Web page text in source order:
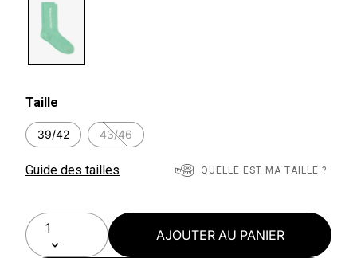
Taille
39/42 43/46
Guide des tailles QUELLE EST MA TAILLE ?
AJOUTER AU PANIER